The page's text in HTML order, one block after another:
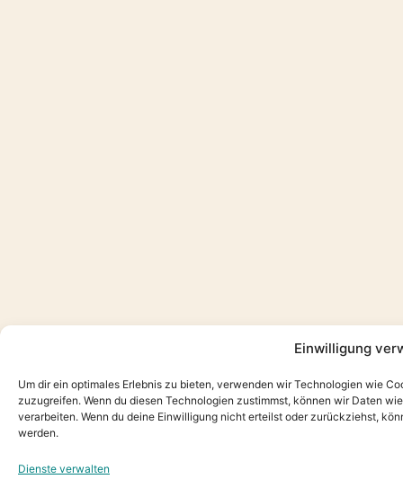
Einwilligung
Um dir ein optimales Erlebnis zu bieten, verwenden wir Technologien wie
zuzugreifen. Wenn du diesen Technologien zustimmst, können wir Daten
verarbeiten. Wenn du deine Einwilligung nicht erteilst oder zurückziehst,
werden.
Dienste verwalten